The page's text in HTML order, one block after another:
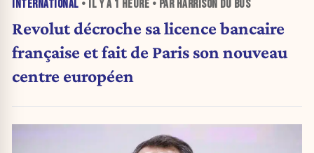
INTERNATIONAL • IL Y A 1 HEURE • PAR HARRISON DU BUS
Revolut décroche sa licence bancaire
française et fait de Paris son nouveau
centre européen